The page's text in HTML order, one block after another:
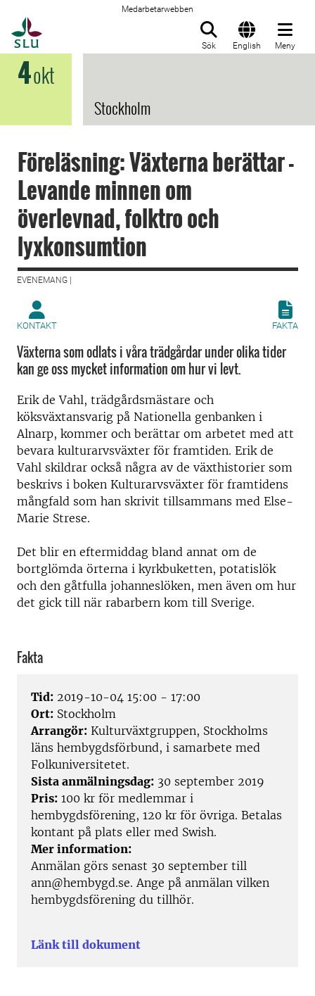
Medarbetarwebben
Sök English Meny
4okt
Stockholm
Föreläsning: Växterna berättar -
Levande minnen om
överlevnad, folktro och
lyxkonsumtion
EVENEMANG |
KONTAKT FAKTA
Växterna som odlats i våra trädgårdar under olika tider
kan ge oss mycket information om hur vi levt.
Erik de Vahl, trädgårdsmästare och
köksväxtansvarig på Nationella genbanken i
Alnarp, kommer och berättar om arbetet med att
bevara kulturarvsväxter för framtiden. Erik de
Vahl skildrar också några av de växthistorier som
beskrivs i boken Kulturarvsväxter för framtidens
mångfald som han skrivit tillsammans med Else-
Marie Strese.
Det blir en eftermiddag bland annat om de
bortglömda örterna i kyrkbuketten, potatislök
och den gåtfulla johanneslöken, men även om hur
det gick till när rabarbern kom till Sverige.
Fakta
Tid: 2019-10-04 15:00 - 17:00
Ort: Stockholm
Arrangör: Kulturväxtgruppen, Stockholms
läns hembygdsförbund, i samarbete med
Folkuniversitetet.
Sista anmälningsdag: 30 september 2019
Pris: 100 kr för medlemmar i
hembygdsförening, 120 kr för övriga. Betalas
kontant på plats eller med Swish.
Mer information:
Anmälan görs senast 30 september till
ann@hembygd.se. Ange på anmälan vilken
hembygdsförening du tillhör.
Länk till dokument